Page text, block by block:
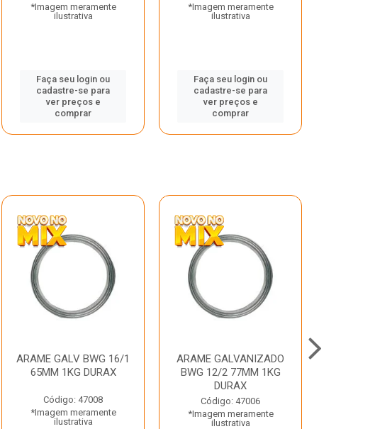
*Imagem meramente
ilustrativa
Faça seu login ou
cadastre-se para
ver preços e
comprar
*Imagem meramente
ilustrativa
Faça seu login ou
cadastre-se para
ver preços e
comprar
ARAME GALV BWG 16/1
65MM 1KG DURAX
Código: 47008
*Imagem meramente
ilustrativa
ARAME GALVANIZADO
BWG 12/2 77MM 1KG
DURAX
Código: 47006
*Imagem meramente
ilustrativa